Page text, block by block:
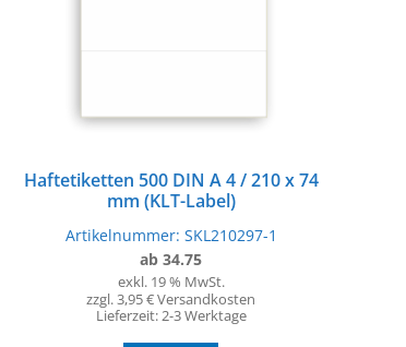
Haftetiketten 500 DIN A 4 / 210 x 74
mm (KLT-Label)
Artikelnummer: SKL210297-1
ab 34.75
exkl. 19 % MwSt.
zzgl. 3,95 € Versandkosten
Lieferzeit:2-3 Werktage